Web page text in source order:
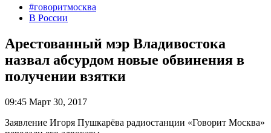
#говоритмосква
В России
Арестованный мэр Владивостока
назвал абсурдом новые обвинения в
получении взятки
09:45 Март 30, 2017
Заявление Игоря Пушкарёва радиостанции «Говорит Москва»